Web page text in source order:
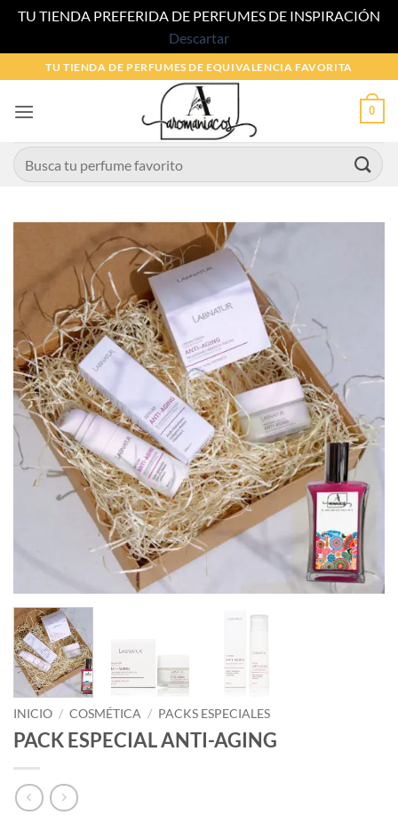
TU TIENDA PREFERIDA DE PERFUMES DE INSPIRACIÓN
Descartar
al
contenido
TU TIENDA DE PERFUMES DE EQUIVALENCIA FAVORITA
0
Buscar
por:
INICIO / COSMÉTICA / PACKS ESPECIALES
PACK ESPECIAL ANTI-AGING